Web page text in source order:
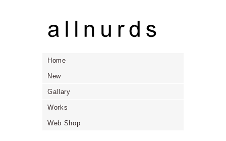
Home
New
Gallary
Works
Web Shop